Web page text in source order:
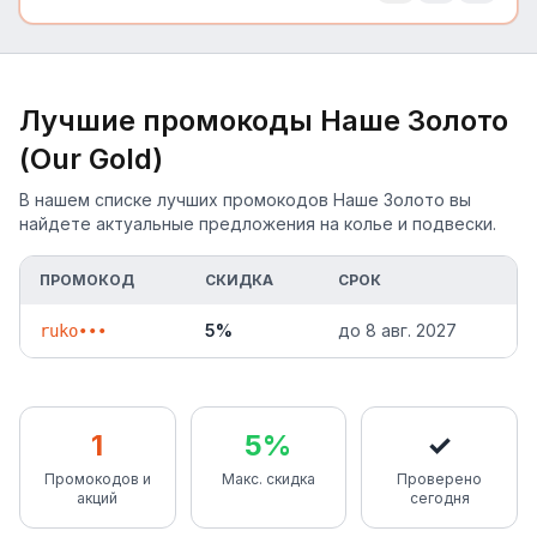
Лучшие промокоды Наше Золото
(Our Gold)
В нашем списке лучших промокодов Наше Золото вы
найдете актуальные предложения на колье и подвески.
ПРОМОКОД СКИДКА СРОК
ruko••• 5% до 8 авг. 2027
1
Промокодов и
акций
5%
Макс. скидка
✓
Проверено
сегодня